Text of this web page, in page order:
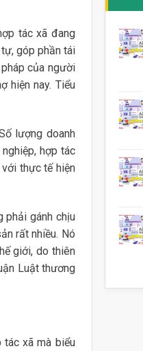
tác xã đang
góp phần tái
của người
hiện nay. Tiểu
lượng doanh
hợp tác
thực tế hiện
phải gánh chịu
rất nhiều. Nó
giới, do thiên
Luật thương
tác xã mà biểu